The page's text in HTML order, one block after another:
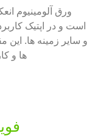
ورق آلومینیوم
است و در اپتیک
و سایر زمینه ها. این
ها و